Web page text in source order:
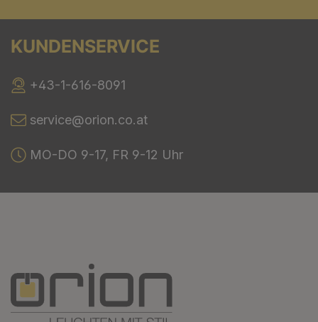
KUNDENSERVICE
+43-1-616-8091
service@orion.co.at
MO-DO 9-17, FR 9-12 Uhr